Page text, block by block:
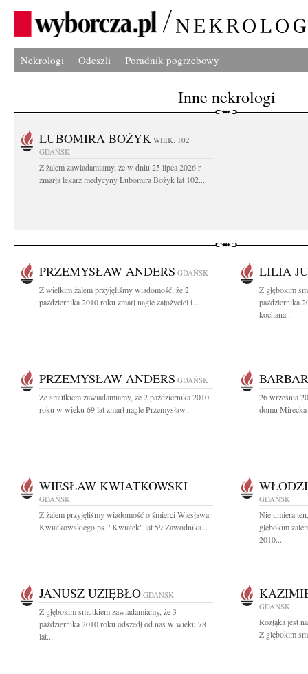
Nekrologi Odeszli Poradnik pogrzebowy
Inne nekrologi
LUBOMIRA BOŻYK WIEK: 102
GDAŃSK
Z żalem zawiadamiamy, że w dniu 25 lipca 2026 r.
zmarła lekarz medycyny Lubomira Bożyk lat 102...
PRZEMYSŁAW ANDERS GDAŃSK
Z wielkim żalem przyjęliśmy wiadomość, że 2
października 2010 roku zmarł nagle założyciel i...
LILIA
Z głębokim
października
kochana...
PRZEMYSŁAW ANDERS GDAŃSK
Ze smutkiem zawiadamiamy, że 2 października 2010
roku w wieku 69 lat zmarł nagle Przemysław...
26 września
domu
WIESŁAW KWIATKOWSKI
GDAŃSK
Z żalem przyjęliśmy wiadomość o śmierci Wiesława
Kwiatkowskiego ps. "Kwiatek" lat 59 Zawodnika...
GDAŃSK
Nie umiera
głębokim
2010...
JANUSZ UZIĘBŁO GDAŃSK
Z głębokim smutkiem zawiadamiamy, że 3
października 2010 roku odszedł od nas w wieku 78
lat...
GDAŃSK
Rozłąka jest
Z głębokim